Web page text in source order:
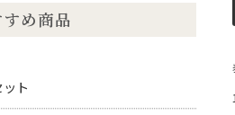
め商品
ト